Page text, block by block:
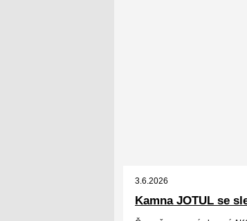
3.6.2026
Kamna JOTUL se